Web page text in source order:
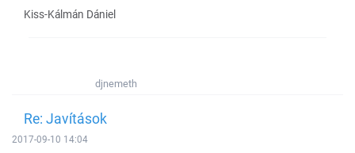
Kiss-Kálmán Dániel
djnemeth
Re: Javítások
2017-09-10 14:04